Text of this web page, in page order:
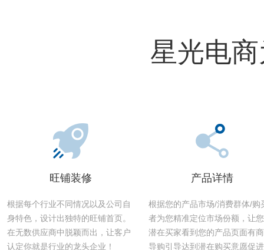
星光电
旺铺装修
根据每个行业不同情况以及公司自
身特色，设计出独特的旺铺首页。
在无数供应商中脱颖而出，让客户
认定你就是行业的龙头企业！
产品详情
根据您的产品市场/消费群体/购
者为您精准定位市场份额，让
潜在买家看到您的产品页面有
导购引导达到潜在购买意愿促